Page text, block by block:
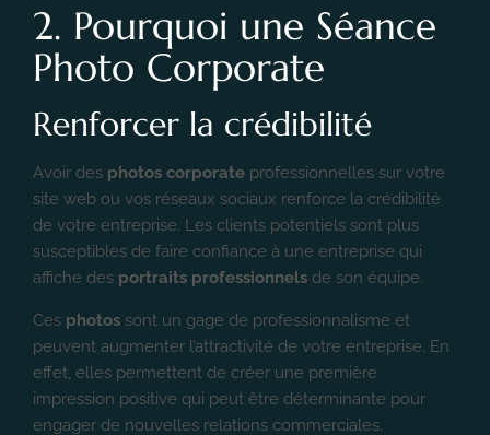
2. Pourquoi une Séance
Photo Corporate
Renforcer la crédibilité
Avoir des photos corporate professionnelles sur votre
site web ou vos réseaux sociaux renforce la crédibilité
de votre entreprise. Les clients potentiels sont plus
susceptibles de faire confiance à une entreprise qui
affiche des portraits professionnels de son équipe.
Ces photos sont un gage de professionnalisme et
peuvent augmenter l’attractivité de votre entreprise. En
effet, elles permettent de créer une première
impression positive qui peut être déterminante pour
engager de nouvelles relations commerciales.